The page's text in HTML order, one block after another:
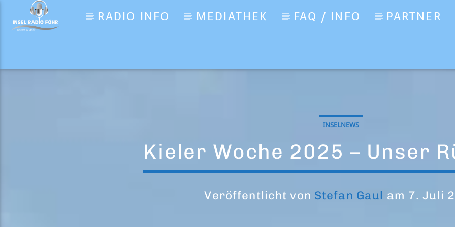
RADIO INFO MEDIATHEK FAQ / INFO PARTNER
INSELNEWS
Kieler Woche 2025 – Unser
Veröffentlicht von Stefan Gaul am 7. Juli